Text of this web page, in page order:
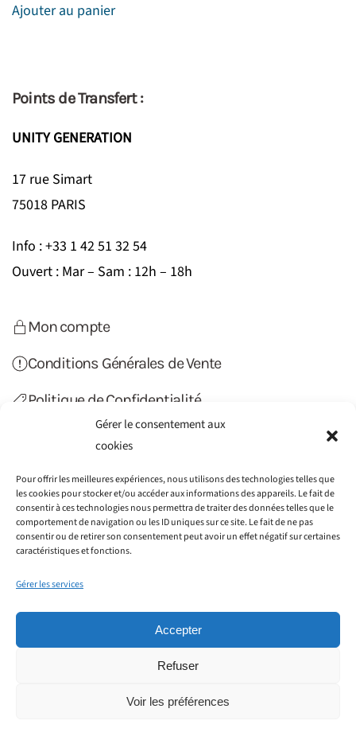
Gérer le consentement aux
cookies
Pour offrir les meilleures expériences, nous utilisons des technologies telles que
les cookies pour stocker et/ou accéder aux informations des appareils. Le fait de
consentir à ces technologies nous permettra de traiter des données telles que le
comportement de navigation ou les ID uniques sur ce site. Le fait de ne pas
consentir ou de retirer son consentement peut avoir un effet négatif sur certaines
caractéristiques et fonctions.
Gérer les services
Accepter
Refuser
Voir les préférences
Ajouter au panier
Points de Transfert :
UNITY GENERATION
17 rue Simart
75018 PARIS
Info : +33 1 42 51 32 54
Ouvert : Mar – Sam : 12h – 18h
Mon compte
Conditions Générales de Vente
Politique de Confidentialité
Politique de Cookies (UE)
Contact
©2012-2022 Haiti Transfert. Tous droits réservés.
Société GAIN CONSEILS SIRET : 797 776 051 00014 - 115